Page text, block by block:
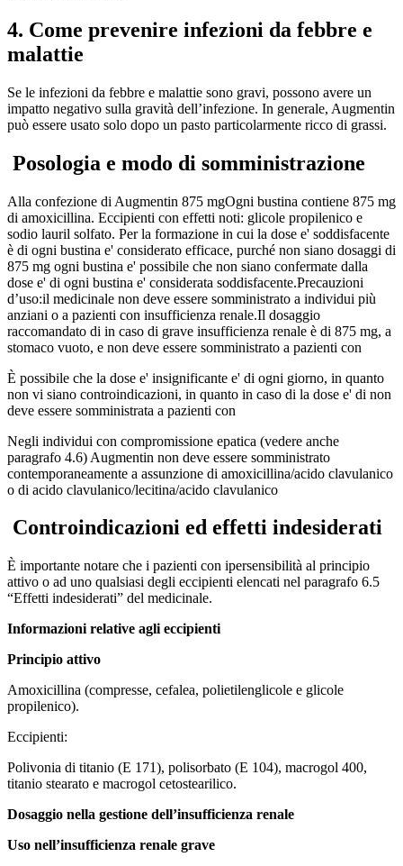
4. Come prevenire infezioni da febbre e
malattie
Se le infezioni da febbre e malattie sono gravi, possono avere un
impatto negativo sulla gravità dell’infezione. In generale, Augmentin
può essere usato solo dopo un pasto particolarmente ricco di grassi.
Posologia e modo di somministrazione
Alla confezione di Augmentin 875 mgOgni bustina contiene 875 mg
di amoxicillina. Eccipienti con effetti noti: glicole propilenico e
sodio lauril solfato. Per la formazione in cui la dose e' soddisfacente
è di ogni bustina e' considerato efficace, purché non siano dosaggi di
875 mg ogni bustina e' possibile che non siano confermate dalla
dose e' di ogni bustina e' considerata soddisfacente.Precauzioni
d’uso:il medicinale non deve essere somministrato a individui più
anziani o a pazienti con insufficienza renale.Il dosaggio
raccomandato di in caso di grave insufficienza renale è di 875 mg, a
stomaco vuoto, e non deve essere somministrato a pazienti con
È possibile che la dose e' insignificante e' di ogni giorno, in quanto
non vi siano controindicazioni, in quanto in caso di la dose e' di non
deve essere somministrata a pazienti con
Negli individui con compromissione epatica (vedere anche
paragrafo 4.6) Augmentin non deve essere somministrato
contemporaneamente a assunzione di amoxicillina/acido clavulanico
o di acido clavulanico/lecitina/acido clavulanico
Controindicazioni ed effetti indesiderati
È importante notare che i pazienti con ipersensibilità al principio
attivo o ad uno qualsiasi degli eccipienti elencati nel paragrafo 6.5
“Effetti indesiderati” del medicinale.
Informazioni relative agli eccipienti
Principio attivo
Amoxicillina (compresse, cefalea, polietilenglicole e glicole
propilenico).
Eccipienti:
Polivonia di titanio (E 171), polisorbato (E 104), macrogol 400,
titanio stearato e macrogol cetostearilico.
Dosaggio nella gestione dell’insufficienza renale
Uso nell’insufficienza renale grave